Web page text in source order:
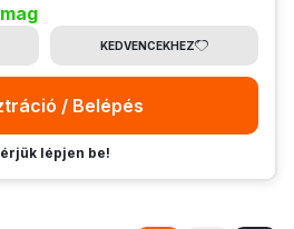
KEDVENCEKHEZ
/ Belépés
lépjen be!